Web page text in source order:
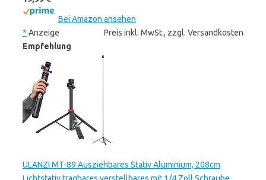
Bei Amazon ansehen
* Anzeige
Preis inkl. MwSt., zzgl. Versandkosten
Empfehlung
ULANZI MT-89 Ausziehbares Stativ Aluminium, 208cm